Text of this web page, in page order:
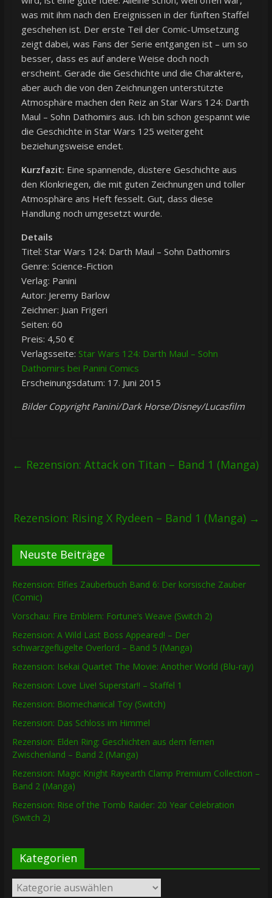
was mit ihm nach den Ereignissen in der fünften Staffel
geschehen ist. Der erste Teil der Comic-Umsetzung
zeigt dabei, was Fans der Serie entgangen ist – um so
besser, dass es auf andere Weise doch noch
erscheint. Gerade die Geschichte und die Charaktere,
aber auch die von den Zeichnungen unterstützte
Atmosphäre machen den Reiz an Star Wars 124: Darth
Maul – Sohn Dathomirs aus. Ich bin schon gespannt wie
die Geschichte in Star Wars 125 weitergeht
beziehungsweise endet.
Kurzfazit: Eine spannende, düstere Geschichte aus
den Klonkriegen, die mit guten Zeichnungen und toller
Atmosphäre ans Heft fesselt. Gut, dass diese
Handlung noch umgesetzt wurde.
Details
Titel: Star Wars 124: Darth Maul – Sohn Dathomirs
Genre: Science-Fiction
Verlag: Panini
Autor: Jeremy Barlow
Zeichner: Juan Frigeri
Seiten: 60
Preis: 4,50 €
Verlagsseite: Star Wars 124: Darth Maul – Sohn
Dathomirs bei Panini Comics
Erscheinungsdatum: 17. Juni 2015
Bilder Copyright Panini/Dark Horse/Disney/Lucasfilm
← Rezension: Attack on Titan – Band 1 (Manga)
Rezension: Rising X Rydeen – Band 1 (Manga) →
Neuste Beiträge
Rezension: Elfies Zauberbuch Band 6: Der korsische Zauber
(Comic)
Vorschau: Fire Emblem: Fortune’s Weave (Switch 2)
Rezension: A Wild Last Boss Appeared! – Der
schwarzgeflügelte Overlord – Band 5 (Manga)
Rezension: Isekai Quartet The Movie: Another World (Blu-ray)
Rezension: Love Live! Superstar!! – Staffel 1
Rezension: Biomechanical Toy (Switch)
Rezension: Das Schloss im Himmel
Rezension: Elden Ring: Geschichten aus dem fernen
Zwischenland – Band 2 (Manga)
Rezension: Magic Knight Rayearth Clamp Premium Collection –
Band 2 (Manga)
Rezension: Rise of the Tomb Raider: 20 Year Celebration
(Switch 2)
Kategorien
Kategorien